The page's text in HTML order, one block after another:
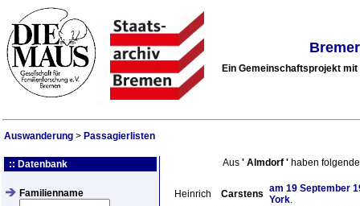
Ein Gemeinschaftsprojekt
Auswanderung > Passagierlisten
:: Datenbank
Familienname
Aus ' Almdorf ' haben
Heinrich Carstens am 19 September
York.